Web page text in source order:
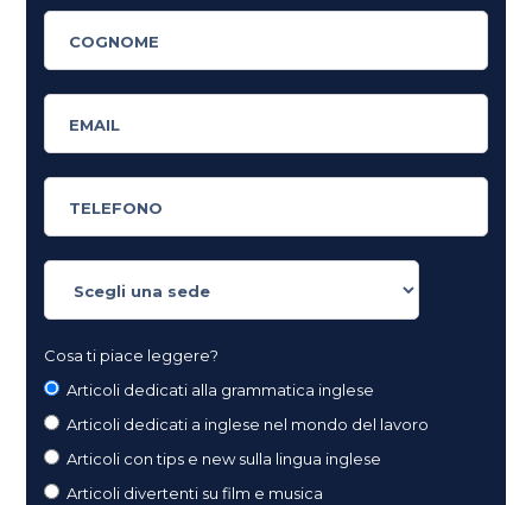
Cosa ti piace leggere?
Articoli dedicati alla grammatica inglese
Articoli dedicati a inglese nel mondo del lavoro
Articoli con tips e new sulla lingua inglese
Articoli divertenti su film e musica